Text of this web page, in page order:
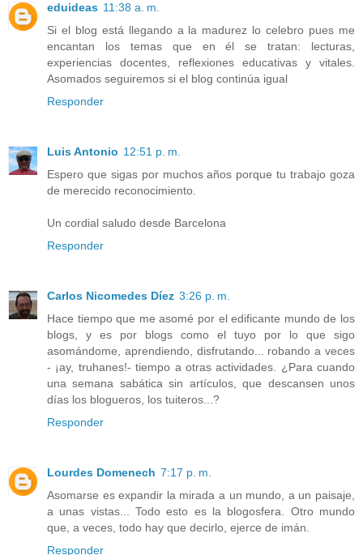
eduideas 11:38 a. m.
Si el blog está llegando a la madurez lo celebro pues me
encantan los temas que en él se tratan: lecturas,
experiencias docentes, reflexiones educativas y vitales.
Asomados seguiremos si el blog continúa igual
Responder
Luis Antonio 12:51 p. m.
Espero que sigas por muchos años porque tu trabajo goza
de merecido reconocimiento.
Un cordial saludo desde Barcelona
Responder
Carlos Nicomedes Díez 3:26 p. m.
Hace tiempo que me asomé por el edificante mundo de los
blogs, y es por blogs como el tuyo por lo que sigo
asomándome, aprendiendo, disfrutando... robando a veces
- ¡ay, truhanes!- tiempo a otras actividades. ¿Para cuando
una semana sabática sin artículos, que descansen unos
días los blogueros, los tuiteros...?
Responder
Lourdes Domenech 7:17 p. m.
Asomarse es expandir la mirada a un mundo, a un paisaje,
a unas vistas... Todo esto es la blogosfera. Otro mundo
que, a veces, todo hay que decirlo, ejerce de imán.
Responder